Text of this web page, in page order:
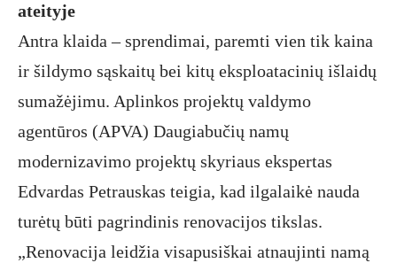
ateityje
Antra klaida – sprendimai, paremti vien tik kaina
ir šildymo sąskaitų bei kitų eksploatacinių išlaidų
sumažėjimu. Aplinkos projektų valdymo
agentūros (APVA) Daugiabučių namų
modernizavimo projektų skyriaus ekspertas
Edvardas Petrauskas teigia, kad ilgalaikė nauda
turėtų būti pagrindinis renovacijos tikslas.
„Renovacija leidžia visapusiškai atnaujinti namą